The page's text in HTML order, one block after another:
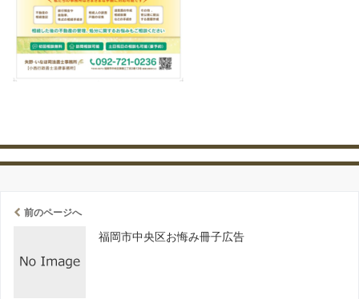
前のページへ
福岡市中央区お悔み冊子広告